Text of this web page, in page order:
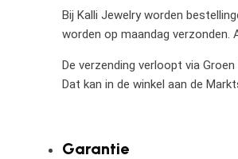
Bij Kalli Jewelry worden
worden op maandag verzonden.
De verzending verloopt via
Dat kan in de winkel aan de
Garantie